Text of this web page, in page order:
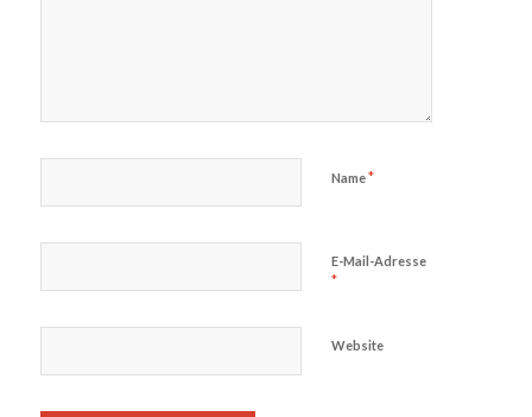
Name*
E-Mail-Adresse
*
Website